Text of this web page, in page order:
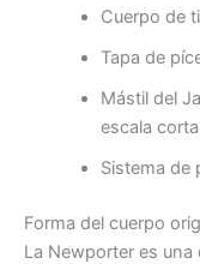
Cuerpo de
Tapa de
Mástil del
escala
Sistema de
Forma del cuerpo
La Newporter es